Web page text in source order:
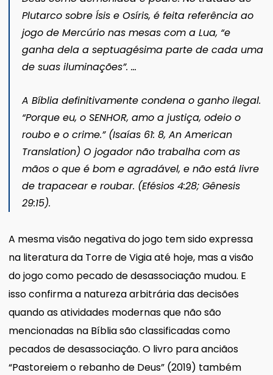
Plutarco sobre Ísis e Osíris, é feita referência ao
jogo de Mercúrio nas mesas com a Lua, “e
ganha dela a septuagésima parte de cada uma
de suas iluminações”. …
A Bíblia definitivamente condena o ganho ilegal.
“Porque eu, o SENHOR, amo a justiça, odeio o
roubo e o crime.” (Isaías 61: 8, An American
Translation) O jogador não trabalha com as
mãos o que é bom e agradável, e não está livre
de trapacear e roubar. (Efésios 4:28; Gênesis
29:15).
A mesma visão negativa do jogo tem sido expressa
na literatura da Torre de Vigia até hoje, mas a visão
do jogo como pecado de desassociação mudou. E
isso confirma a natureza arbitrária das decisões
quando as atividades modernas que não são
mencionadas na Bíblia são classificadas como
pecados de desassociação. O livro para anciãos
“Pastoreiem o rebanho de Deus” (2019) também